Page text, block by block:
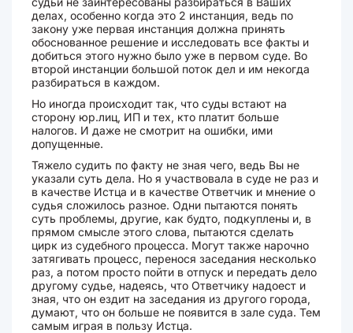
делах, особенно когда это 2 инстанция, ведь по
закону уже первая инстанция должна принять
обоснованное решение и исследовать все факты и
добиться этого нужно было уже в первом суде. Во
второй инстанции большой поток дел и им некогда
разбираться в каждом.
Но иногда происходит так, что суды встают на
сторону юр.лиц, ИП и тех, кто платит больше
налогов. И даже не смотрит на ошибки, ими
допущенные.
Тяжело судить по факту не зная чего, ведь Вы не
указали суть дела. Но я участвовала в суде не раз и
в качестве Истца и в качестве Ответчик и мнение о
судья сложилось разное. Одни пытаются понять
суть проблемы, другие, как будто, подкуплены и, в
прямом смысле этого слова, пытаются сделать
цирк из судебного процесса. Могут также нарочно
затягивать процесс, перенося заседания несколько
раз, а потом просто пойти в отпуск и передать дело
другому судье, надеясь, что Ответчику надоест и
зная, что он ездит на заседания из другого города,
думают, что он больше не появится в зале суда. Тем
самым играя в пользу Истца.